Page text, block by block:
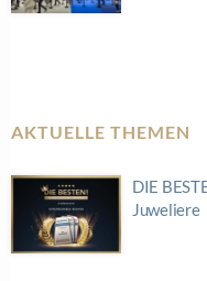
AKTUELLE THEMEN
DIE
Juweliere